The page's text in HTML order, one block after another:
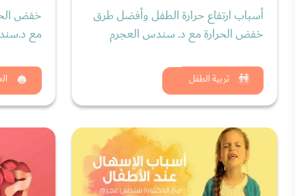
تربية الطفل
أسباب ارتفاع حرارة الطفل وأفضل طرق
خفض الحرارة مع د. سندس العجرم
شاهد الان
خفض
مع